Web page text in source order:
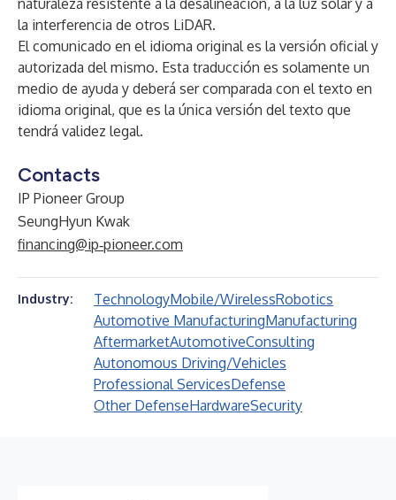
naturaleza resistente a la desalineación, a la luz solar y a
la interferencia de otros LiDAR.
El comunicado en el idioma original es la versión oficial y
autorizada del mismo. Esta traducción es solamente un
medio de ayuda y deberá ser comparada con el texto en
idioma original, que es la única versión del texto que
tendrá validez legal.
Contacts
IP Pioneer Group
SeungHyun Kwak
financing@ip‑pioneer.com
Industry: TechnologyMobile/WirelessRobotics
Automotive ManufacturingManufacturing
AftermarketAutomotiveConsulting
Autonomous Driving/Vehicles
Professional ServicesDefense
Other DefenseHardwareSecurity